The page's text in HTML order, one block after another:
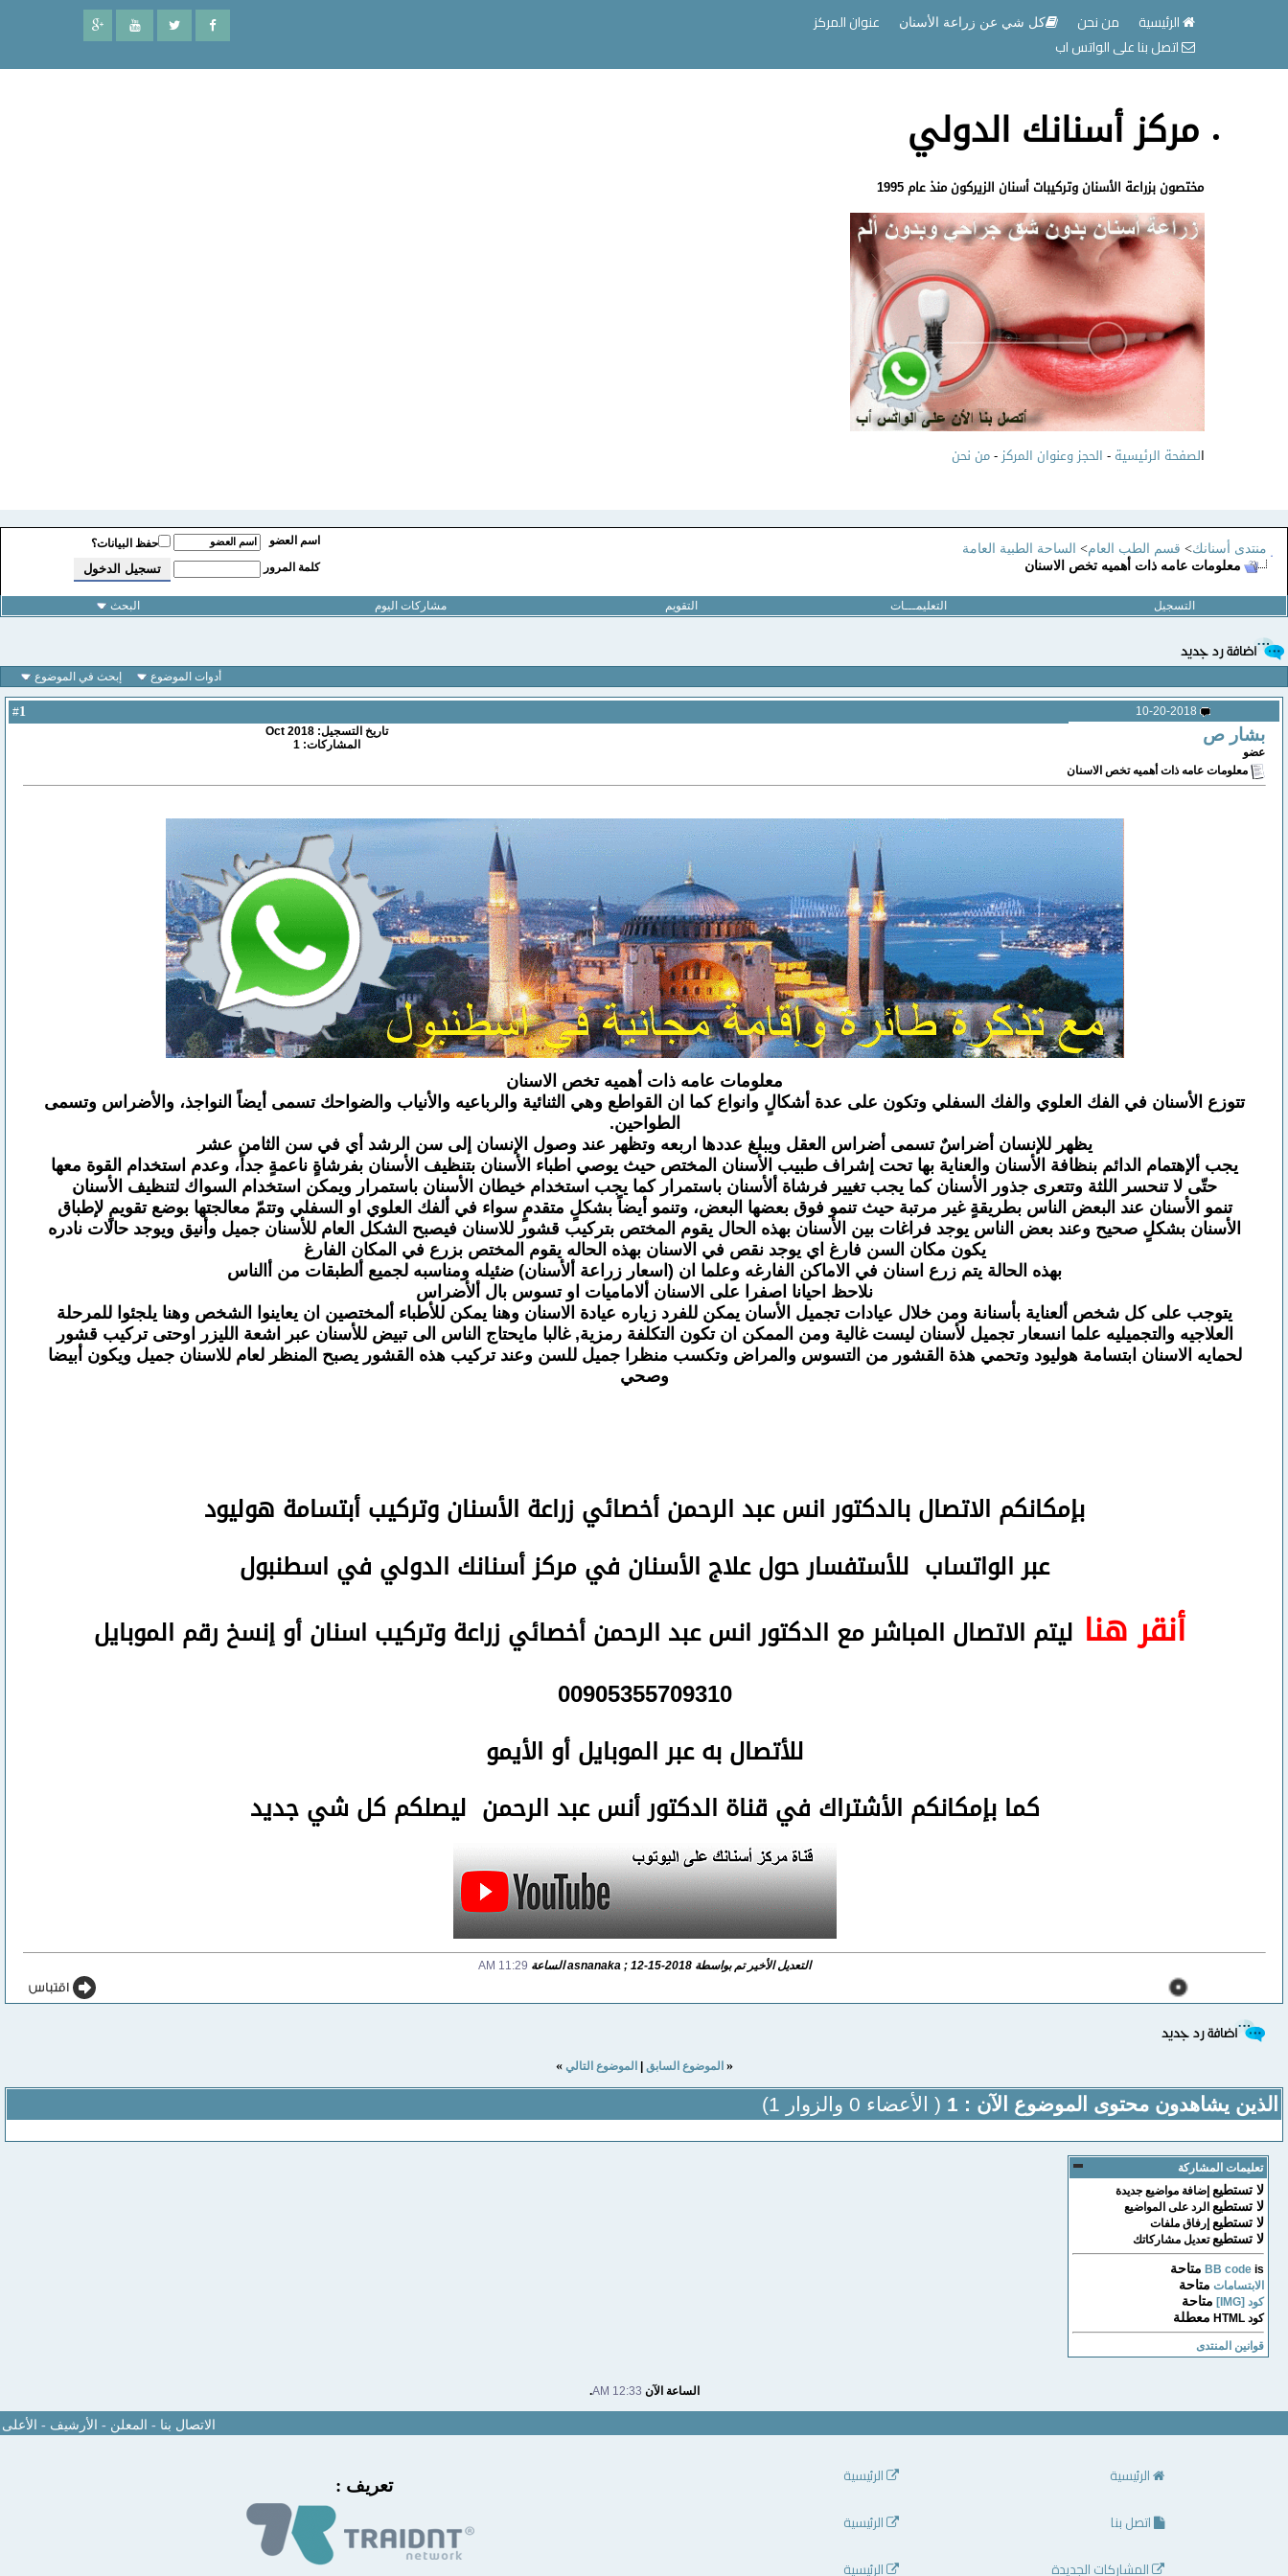
الرئيسية من نحن كل شي عن زراعة الأسنان
عنوان المركز
اتصل بنا على الواتس اب
مركز أسنانك الدولي
مختصون بزراعة الأسنان وتركيبات أسنان الزيركون منذ عام 1995
الصفحة الرئيسية - الحجز وعنوان المركز-من نحن
منتدى أسنانك> قسم الطب العام> الساحة الطبية العامة
معلومات عامه ذات أهميه تخص الاسنان
اسم العضو
حفظ البيانات؟
كلمة المرور
التسجيل التعليمـــات التقويم مشاركات اليوم البحث
أدوات الموضوع إبحث في الموضوع
10-20-2018
1
بشار ص
عضو
تاريخ التسجيل: Oct 2018
المشاركات: 1
معلومات عامه ذات أهميه تخص الاسنان
معلومات عامه ذات أهميه تخص الاسنان
تتوزع الأسنان في الفك العلوي والفك السفلي وتكون على عدة أشكالٍ وانواع كما ان القواطع وهي الثنائية والرباعيه والأنياب والضواحك تسمى أيضاً النواجذ، والأضراس وتسمى
الطواحين.
يظهر للإنسان أضراسٌ تسمى أضراس العقل ويبلغ عددها اربعه وتظهر عند وصول الإنسان إلى سن الرشد أي في سن الثامن عشر
يجب ألإهتمام الدائم بنظافة الأسنان والعناية بها تحت إشراف طبيب الأسنان المختص حيث يوصي اطباء الأسنان بتنظيف الأسنان بفرشاةٍ ناعمةٍ جداً، وعدم استخدام القوة معها
حتّى لا تنحسر اللثة وتتعرى جذور الأسنان كما يجب تغيير فرشاة ألأسنان باستمرار كما يجب استخدام خيطان الأسنان باستمرار ويمكن استخدام السواك لتنظيف الأسنان
تنمو الأسنان عند البعض الناس بطريقةٍ غير مرتبة حيث تنمو فوق بعضها البعض، وتنمو أيضاً بشكلٍ متقدمٍ سواء في ألفك العلوي او السفلي وتتمّ معالجتها بوضع تقويمٍ لإطباق
الأسنان بشكلٍ صحيح وعند بعض الناس يوجد فراغات بين الأسنان بهذه الحال يقوم المختص بتركيب قشور للاسنان فيصبح الشكل العام للأسنان جميل وأنيق ويوجد حالات نادره
يكون مكان السن فارغ اي يوجد نقص في الاسنان بهذه الحاله يقوم المختص بزرع في المكان الفارغ
بهذه الحالة يتم زرع اسنان في الاماكن الفارغه وعلما ان (اسعار زراعة ألأسنان) ضئيله ومناسبه لجميع ألطبقات من أالناس
نلاحظ احيانا اصفرا على الاسنان ألاماميات او تسوس بال ألأضراس
يتوجب على كل شخص ألعناية بأسنانة ومن خلال عيادات تجميل الأسان يمكن للفرد زياره عيادة الاسنان وهنا يمكن للأطباء ألمختصين ان يعاينوا الشخص وهنا يلجئوا للمرحلة
العلاجيه والتجميليه علما انسعار تجميل لأسنان ليست غالية ومن الممكن ان تكون التكلفة رمزية, غالبا مايحتاج الناس الى تبيض للأسنان عبر اشعة الليزر اوحتى تركيب قشور
لحمايه الاسنان ابتسامة هوليود وتحمي هذة القشور من التسوس والمراض وتكسب منظرا جميل للسن وعند تركيب هذه القشور يصبح المنظر لعام للاسنان جميل ويكون أبيضا
وصحي
بإمكانكم الاتصال بالدكتور انس عبد الرحمنأخصائي زراعة الأسنان وتركيب أبتسامة هوليود
عبر الواتساب للأستفسار حول علاج الأسنان في مركز أسنانك الدولي في اسطنبول
أنقر هنا ليتم الاتصال المباشر مع الدكتور انس عبد الرحمن أخصائي زراعة وتركيب اسنانأوإنسخ رقم الموبايل
00905355709310
للأتصالبه عبر الموبايل أو الأيمو
كما بإمكانكم الأشتراك في قناة الدكتور أنس عبد الرحمن ليصلكم كل شي جديد
التعديل الأخير تم بواسطة asnanaka ; 12-15-2018 الساعة 11:29 AM
« الموضوع السابق الموضوع التالي »
الذين يشاهدون محتوى الموضوع الآن : 1 ( الأعضاء 0 والزوار 1)
تعليمات المشاركة
لا تستطيع إضافة مواضيع جديدة
لا تستطيع الرد على المواضيع
لا تستطيع إرفاق ملفات
لا تستطيعتعديل مشاركاتك
BB code is متاحة
الابتسامات متاحة
كود [IMG] متاحة
كود HTML معطلة
قوانين المنتدى
الساعة الآن 12:33 AM
.
الاتصال بنا - المعلن - الأرشيف - الأعلى
الرئيسية
اتصل بنا
المشاركات الجديدة
الرئيسية
الرئيسية
الرئيسية
تعريف :